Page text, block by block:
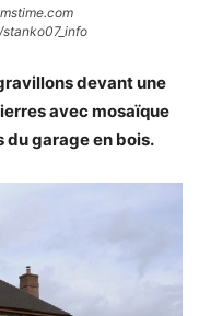
devant une
avec mosaïque
du garage en bois.